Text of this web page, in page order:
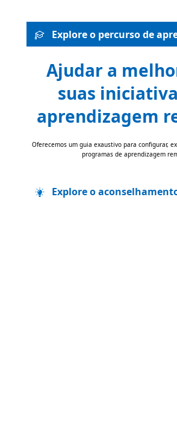
Explore o percurso de
Ajudar a
suas
aprendizagem
Oferecemos um guia exaustivo para configurar,
programas de aprendizagem
Explore o